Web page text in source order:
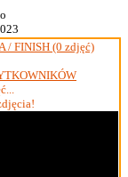
/ FINISH (0 zdjęć)